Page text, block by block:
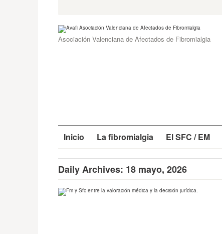
Asociación Valenciana de Afectados de Fibromialgia
Inicio La fibromialgia El SFC / EM
Daily Archives: 18 mayo, 2026